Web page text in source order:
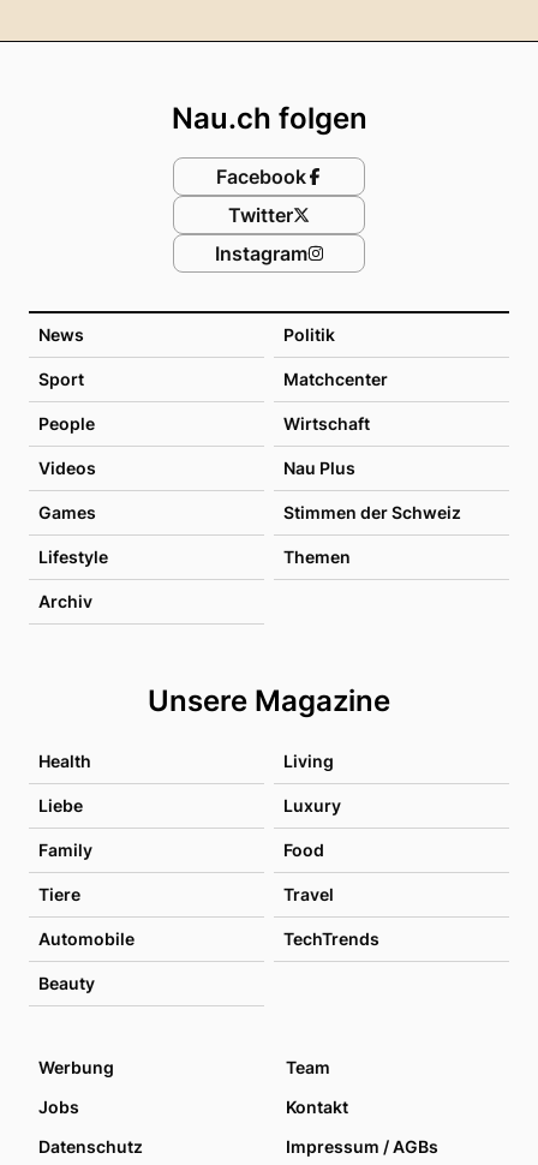
News Politik
Sport Matchcenter
People Wirtschaft
Videos Nau Plus
Games Stimmen der Schweiz
Lifestyle Themen
Archiv
Unsere Magazine
Health Living
Liebe Luxury
Family Food
Tiere Travel
Automobile TechTrends
Beauty
Nau.ch folgen
Facebook
Twitter
Instagram
Werbung
Team
Jobs
Kontakt
Datenschutz
Impressum / AGBs